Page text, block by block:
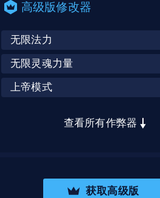
高级版修改器
无限法力
无限灵魂力量
上帝模式
查看所有作弊器
获取高级版